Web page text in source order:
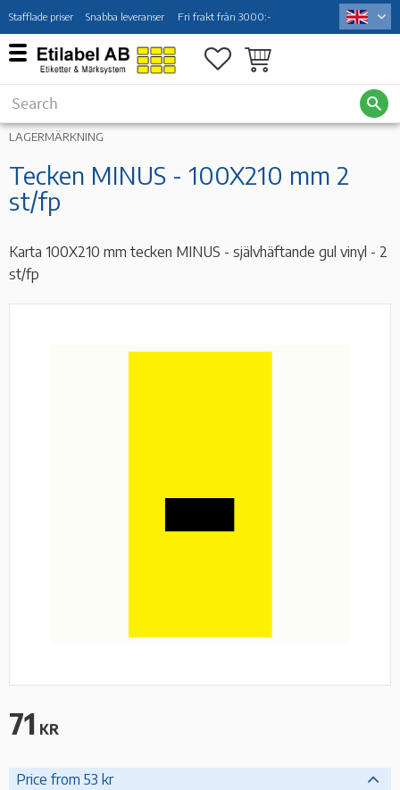
Menu
Stafflade priser Snabba leveranser Fri frakt från 3000:-
Favorites
Basket
LAGERMÄRKNING
Tecken MINUS - 100X210 mm 2
st/fp
Karta 100X210 mm tecken MINUS - självhäftande gul vinyl - 2
st/fp
71 KR
Price from 53 kr